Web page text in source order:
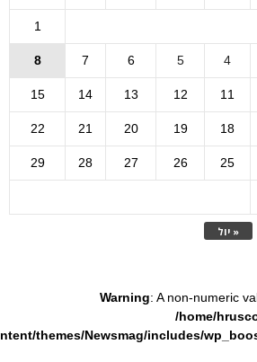
« יול
1
4
5
6
7
8
11
12
13
14
15
18
19
20
21
22
25
26
27
28
29
Warning: A non-numeric
/home/
themes/Newsmag/includes/